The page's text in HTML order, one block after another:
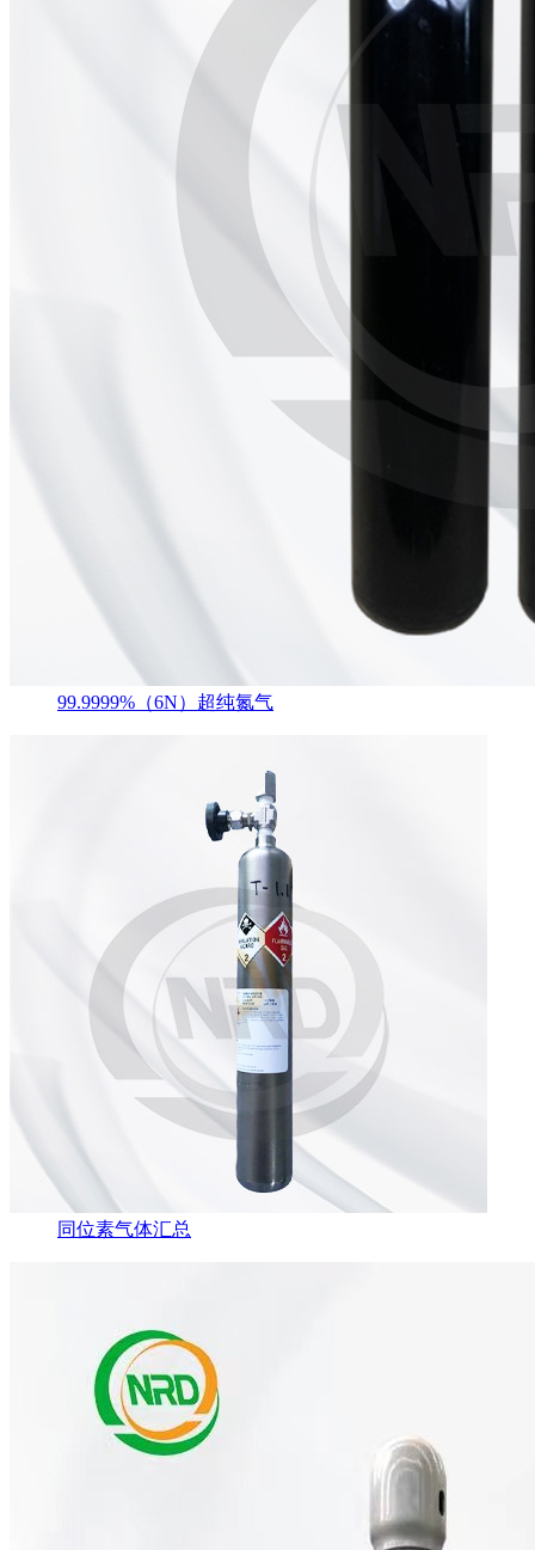
99.9999%（6N）超纯氮气
同位素气体汇总